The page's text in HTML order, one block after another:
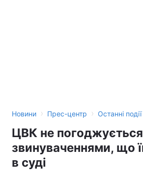
Новини › Прес-центр › Останні події
ЦВК не погоджується
звинуваченнями, що
в суді